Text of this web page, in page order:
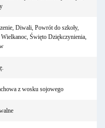
Diwali, Powrót do szkoły,
Święto Dziękczynienia,
z wosku sojowego